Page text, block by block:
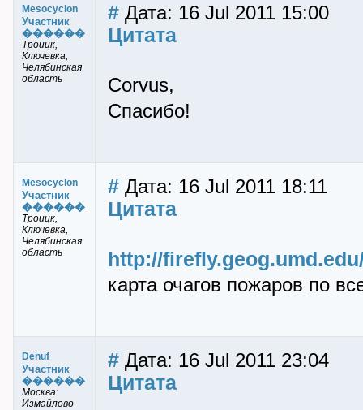
Mesocyclon
Участник
������
Троицк,
Ключевка,
Челябинская
область
# Дата: 16 Jul 2011 15:00
Цитата
Corvus,
Спасибо!
Mesocyclon
Участник
������
Троицк,
Ключевка,
Челябинская
область
# Дата: 16 Jul 2011 18:11
Цитата
http://
карта очагов пожаров по
Denuf
Участник
������
Москва:
Измайлово
# Дата: 16 Jul 2011 23:04
Цитата